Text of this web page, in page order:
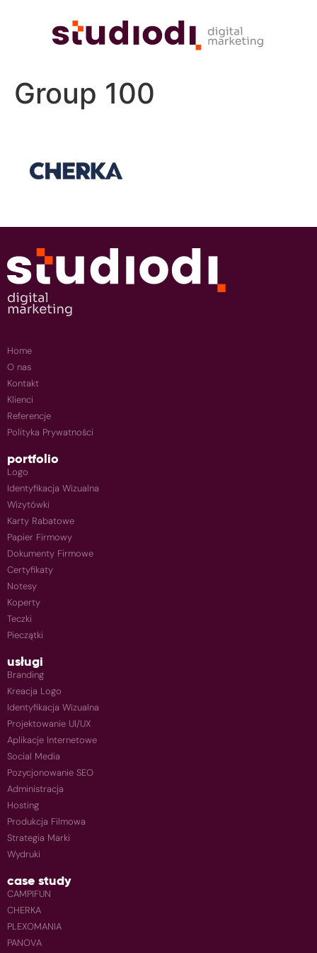
Group 100
Home
O nas
Kontakt
Klienci
Referencje
Polityka Prywatności
portfolio
Logo
Identyfikacja Wizualna
Wizytówki
Karty Rabatowe
Papier Firmowy
Dokumenty Firmowe
Certyfikaty
Notesy
Koperty
Teczki
Pieczątki
usługi
Branding
Kreacja Logo
Identyfikacja Wizualna
Projektowanie UI/UX
Aplikacje Internetowe
Social Media
Pozycjonowanie SEO
Administracja
Hosting
Produkcja Filmowa
Strategia Marki
Wydruki
case study
CAMPIFUN
CHERKA
PLEXOMANIA
PANOVA